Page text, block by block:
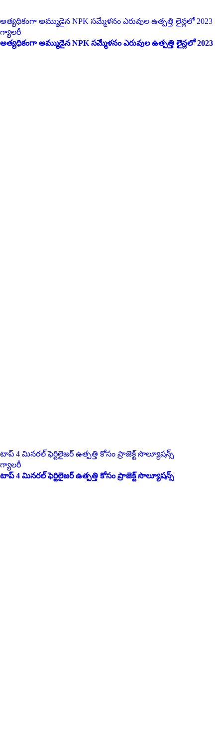
అత్యధికంగా అమ్ముడైన NPK సమ్మేళనం ఎరువుల ఉత్పత్తి లైన్లలో 2023
గ్యాలరీ
అత్యధికంగా అమ్ముడైన NPK సమ్మేళనం ఎరువుల ఉత్పత్తి లైన్లలో 2023
టాప్ 4 మినరల్ ఫెర్టిలైజర్ ఉత్పత్తి కోసం ప్రాజెక్ట్ సొల్యూషన్స్
గ్యాలరీ
టాప్ 4 మినరల్ ఫెర్టిలైజర్ ఉత్పత్తి కోసం ప్రాజెక్ట్ సొల్యూషన్స్